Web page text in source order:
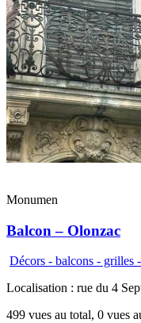
Monumen
Balcon – Olonzac
Décors - balcons - grilles
Localisation : rue du 4
499 vues au total, 0 vues